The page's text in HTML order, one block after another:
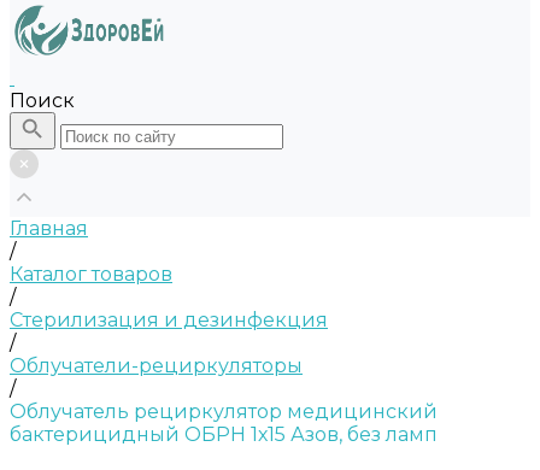
Поиск
Главная
/
Каталог товаров
/
Стерилизация и дезинфекция
/
Облучатели-рециркуляторы
/
Облучатель рециркулятор медицинский
бактерицидный ОБРН 1х15 Азов, без ламп